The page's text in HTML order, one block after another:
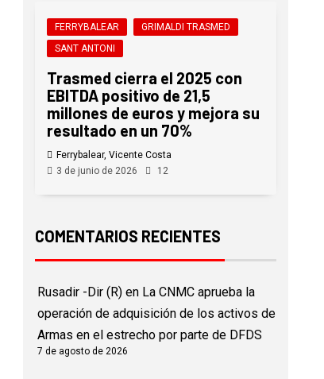
FERRYBALEAR
GRIMALDI TRASMED
SANT ANTONI
Trasmed cierra el 2025 con
EBITDA positivo de 21,5
millones de euros y mejora su
resultado en un 70%
Ferrybalear, Vicente Costa
3 de junio de 2026
12
COMENTARIOS RECIENTES
Rusadir -Dir (R)en La CNMC aprueba la
operación de adquisición de los activos de
Armas en el estrecho por parte de DFDS
7 de agosto de 2026